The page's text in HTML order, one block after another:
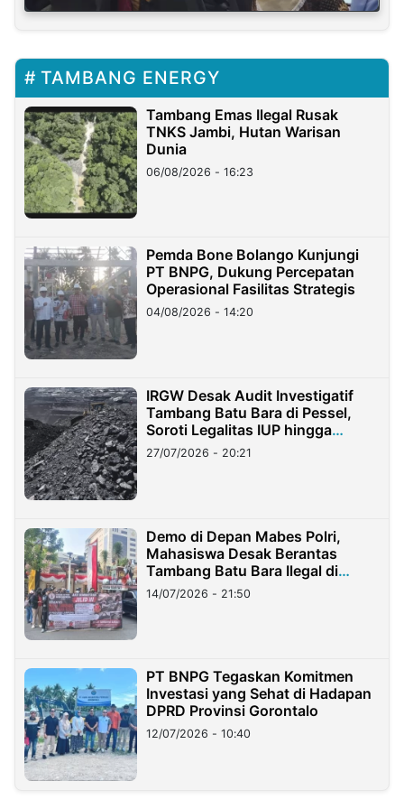
TAMBANG ENERGY
Tambang Emas Ilegal Rusak
TNKS Jambi, Hutan Warisan
Dunia
06/08/2026 - 16:23
Pemda Bone Bolango Kunjungi
PT BNPG, Dukung Percepatan
Operasional Fasilitas Strategis
04/08/2026 - 14:20
IRGW Desak Audit Investigatif
Tambang Batu Bara di Pessel,
Soroti Legalitas IUP hingga
Stockpile
27/07/2026 - 20:21
Demo di Depan Mabes Polri,
Mahasiswa Desak Berantas
Tambang Batu Bara Ilegal di
Lampung
14/07/2026 - 21:50
PT BNPG Tegaskan Komitmen
Investasi yang Sehat di Hadapan
DPRD Provinsi Gorontalo
12/07/2026 - 10:40